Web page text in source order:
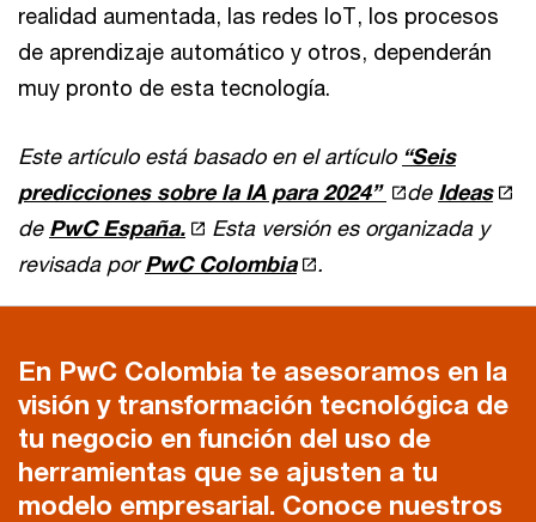
realidad aumentada, las redes IoT, los procesos
de aprendizaje automático y otros, dependerán
muy pronto de esta tecnología.
Este artículo está basado en el artículo “Seis
predicciones sobre la IA para 2024”
de Ideas
de PwC España.
Esta versión es organizada y
revisada porPwC Colombia .
En PwC Colombia te asesoramos en la
visión y transformación tecnológica de
tu negocio en función del uso de
herramientas que se ajusten a tu
modelo empresarial. Conoce nuestros